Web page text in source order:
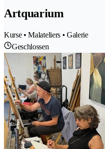
Artquarium
Kurse • Malateliers • Galerie
Geschlossen